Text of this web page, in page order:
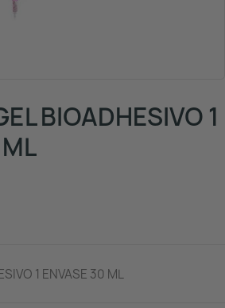
BIOADHESIVO 1
1 ENVASE 30 ML